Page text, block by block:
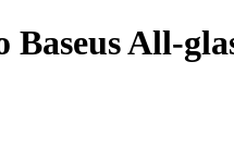
Baseus All-